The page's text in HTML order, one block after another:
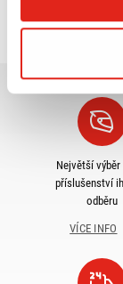
Největší
příslušenství
odběru
VÍCE INFO